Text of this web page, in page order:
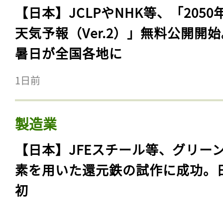
【日本】JCLPやNHK等、「2050
天気予報（Ver.2）」無料公開開
暑日が全国各地に
1日前
製造業
【日本】JFEスチール等、グリー
素を用いた還元鉄の試作に成功。
初